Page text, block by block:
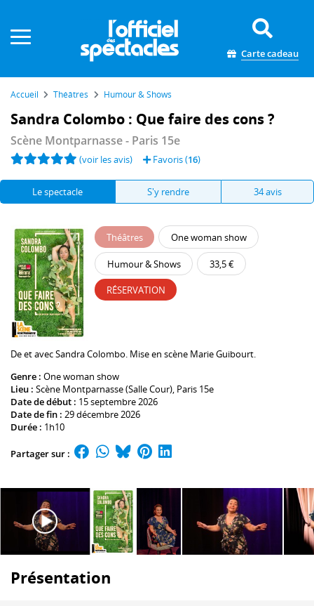
Carte cadeau
Accueil Théâtres Humour & Shows
Sandra Colombo : Que faire des cons ?
Scène Montparnasse- Paris 15e
(voir les avis) Favoris (16)
Le spectacle S'y rendre 34 avis
Théâtres One woman show
Humour & Shows 33,5 €
RÉSERVATION
De et avecSandra Colombo . Mise en scène Marie Guibourt
Genre : One woman show
Lieu : Scène Montparnasse (Salle Cour), Paris 15e
Date de début : 15 septembre 2026
Date de fin : 29 décembre 2026
Durée : 1h10
Partager sur :
Présentation